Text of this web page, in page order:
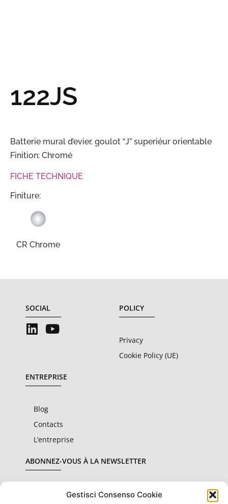
Gestisci Consenso Cookie
122JS
Batterie mural d’evier, goulot “J” superiéur orientable
Finition: Chromé
FICHE TECHNIQUE
Finiture:
CR Chrome
SOCIAL POLICY
Privacy
Cookie Policy (UE)
ENTREPRISE
Blog
Contacts
L’entreprise
ABONNEZ-VOUS À LA NEWSLETTER